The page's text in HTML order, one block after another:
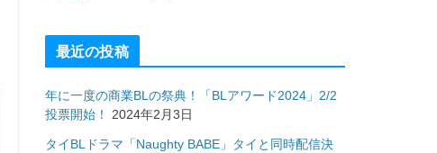
最近の投稿
年に一度の商業BLの祭典！「BLアワード2024」2/2
投票開始！
2024年2月3日
タイBLドラマ「Naughty BABE」タイと同時配信決